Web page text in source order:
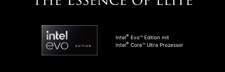
Intel® Evo™ Edition mit
Intel® Core™ Ultra Prozessor